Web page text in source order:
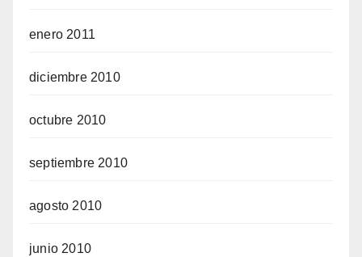
enero 2011
diciembre 2010
octubre 2010
septiembre 2010
agosto 2010
junio 2010